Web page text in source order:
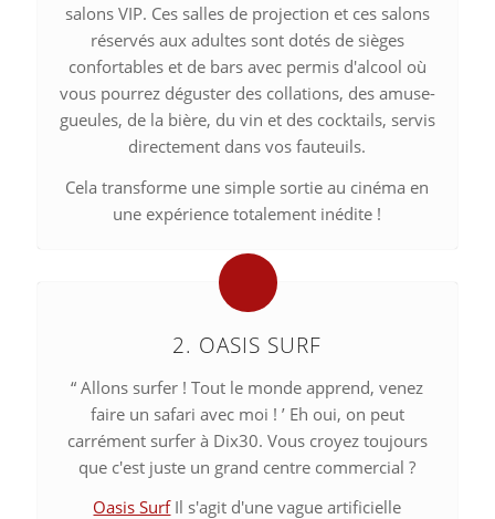
salons VIP. Ces salles de projection et ces salons
réservés aux adultes sont dotés de sièges
confortables et de bars avec permis d'alcool où
vous pourrez déguster des collations, des amuse-
gueules, de la bière, du vin et des cocktails, servis
directement dans vos fauteuils.
Cela transforme une simple sortie au cinéma en
une expérience totalement inédite !
2. OASIS SURF
“ Allons surfer ! Tout le monde apprend, venez
faire un safari avec moi ! ’ Eh oui, on peut
carrément surfer à Dix30. Vous croyez toujours
que c'est juste un grand centre commercial ?
Oasis SurfIl s'agit d'une vague artificielle